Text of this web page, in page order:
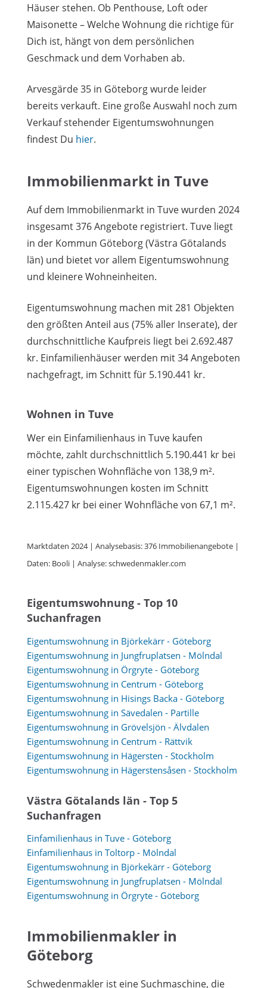
Häuser stehen. Ob Penthouse, Loft oder
Maisonette – Welche Wohnung die richtige für
Dich ist, hängt von dem persönlichen
Geschmack und dem Vorhaben ab.
Arvesgärde 35 in Göteborg wurde leider
bereits verkauft. Eine große Auswahl noch zum
Verkauf stehender Eigentumswohnungen
findest Du hier.
Immobilienmarkt in Tuve
Auf dem Immobilienmarkt in Tuve wurden 2024
insgesamt 376 Angebote registriert. Tuve liegt
in der Kommun Göteborg (Västra Götalands
län) und bietet vor allem Eigentumswohnung
und kleinere Wohneinheiten.
Eigentumswohnung machen mit 281 Objekten
den größten Anteil aus (75% aller Inserate), der
durchschnittliche Kaufpreis liegt bei 2.692.487
kr. Einfamilienhäuser werden mit 34 Angeboten
nachgefragt, im Schnitt für 5.190.441 kr.
Wohnen in Tuve
Wer ein Einfamilienhaus in Tuve kaufen
möchte, zahlt durchschnittlich 5.190.441 kr bei
einer typischen Wohnfläche von 138,9 m².
Eigentumswohnungen kosten im Schnitt
2.115.427 kr bei einer Wohnfläche von 67,1 m².
Marktdaten 2024 | Analysebasis: 376 Immobilienangebote |
Daten: Booli | Analyse: schwedenmakler.com
Eigentumswohnung - Top 10
Suchanfragen
Eigentumswohnung in Björkekärr - Göteborg
Eigentumswohnung in Jungfruplatsen - Mölndal
Eigentumswohnung in Örgryte - Göteborg
Eigentumswohnung in Centrum - Göteborg
Eigentumswohnung in Hisings Backa - Göteborg
Eigentumswohnung in Sävedalen - Partille
Eigentumswohnung in Grövelsjön - Älvdalen
Eigentumswohnung in Centrum - Rättvik
Eigentumswohnung in Hägersten - Stockholm
Eigentumswohnung in Hägerstensåsen - Stockholm
Västra Götalands län - Top 5
Suchanfragen
Einfamilienhaus in Tuve - Göteborg
Einfamilienhaus in Toltorp - Mölndal
Eigentumswohnung in Björkekärr - Göteborg
Eigentumswohnung in Jungfruplatsen - Mölndal
Eigentumswohnung in Örgryte - Göteborg
Immobilienmakler in
Göteborg
Schwedenmakler ist eine Suchmaschine, die